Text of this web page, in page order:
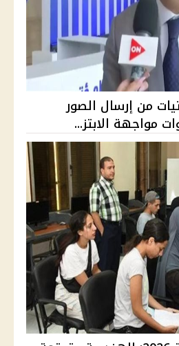
من إرسال الصور
مواجهة الابتز...